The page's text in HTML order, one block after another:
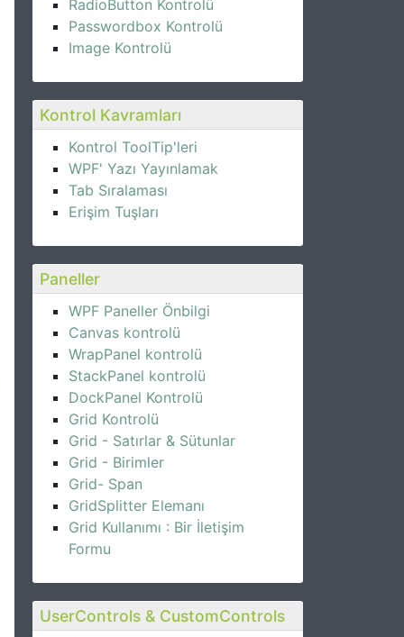
RadioButton Kontrolü
Passwordbox Kontrolü
Image Kontrolü
Kontrol Kavramları
Kontrol ToolTip'leri
WPF' Yazı Yayınlamak
Tab Sıralaması
Erişim Tuşları
Paneller
WPF Paneller Önbilgi
Canvas kontrolü
WrapPanel kontrolü
StackPanel kontrolü
DockPanel Kontrolü
Grid Kontrolü
Grid - Satırlar & Sütunlar
Grid - Birimler
Grid- Span
GridSplitter Elemanı
Grid Kullanımı : Bir İletişim
Formu
UserControls & CustomControls